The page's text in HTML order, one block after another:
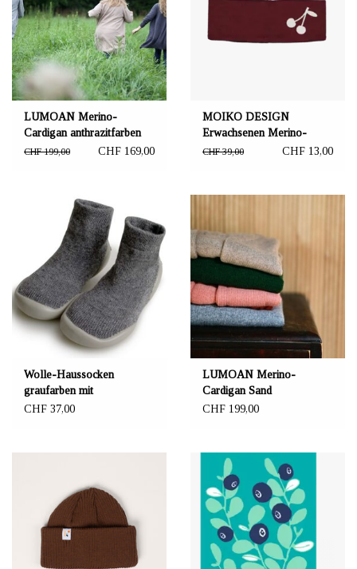
LUMOAN Merino-
Cardigan anthrazitfarben
CHF 199,00 CHF 169,00
MOIKO DESIGN
Erwachsenen Merino-
Headband Kirsikka
CHF 39,00 CHF 13,00
Wolle-Haussocken
graufarben mit
Gummisohle
CHF 37,00
LUMOAN Merino-
Cardigan Sand
CHF 199,00